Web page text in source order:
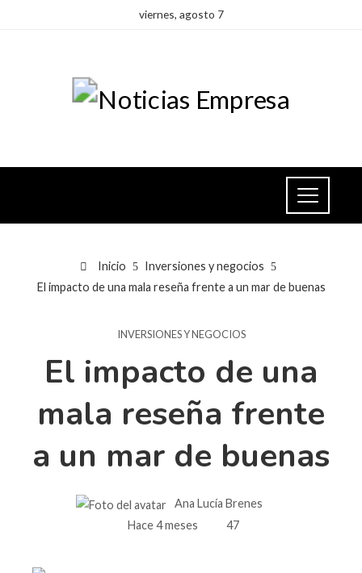
viernes, agosto 7
Inicio
Inversiones y negocios
El impacto de una mala reseña frente a un mar de buenas
INVERSIONES Y NEGOCIOS
El impacto de una
mala reseña frente
a un mar de buenas
Ana Lucía Brenes
Hace 4 meses
47